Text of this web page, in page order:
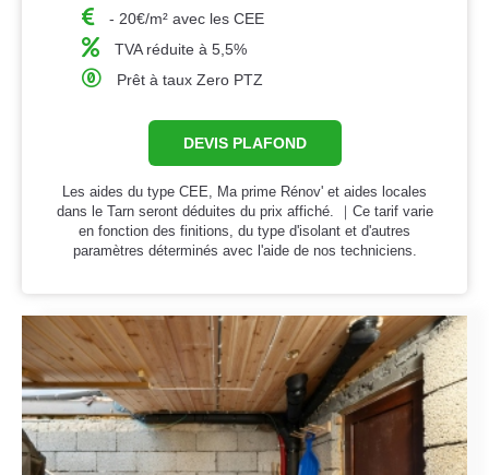
- 20€/m² avec les CEE
TVA réduite à 5,5%
Prêt à taux Zero PTZ
DEVIS PLAFOND
Les aides du type CEE, Ma prime Rénov' et aides locales
dans le Tarn seront déduites du prix affiché. ｜Ce tarif varie
en fonction des finitions, du type d'isolant et d'autres
paramètres déterminés avec l'aide de nos techniciens.